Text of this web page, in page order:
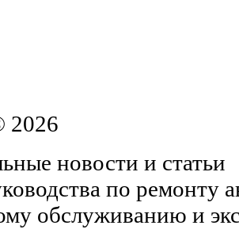
2026
новости и статьи
по ремонту
обслуживанию и